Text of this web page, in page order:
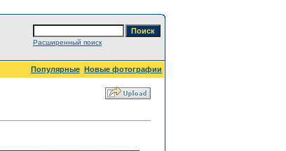
Расширенный поиск
Популярные Новые фотографии